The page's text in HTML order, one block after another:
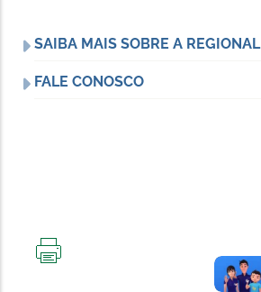
SAIBA MAIS SOBRE A REGIONAL
FALE CONOSCO